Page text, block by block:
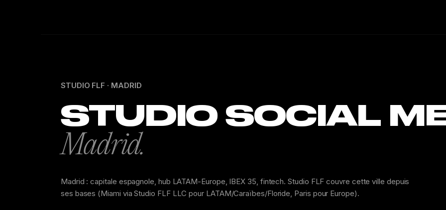
STUDIO FLF · MADRID
STUDIO SOCIAL
Madrid.
Madrid : capitale espagnole, hub LATAM-Europe, IBEX 35, fintech. Studio FLF couvre cette ville depuis
ses bases (Miami via Studio FLF LLC pour LATAM/Caraïbes/Floride, Paris pour Europe).